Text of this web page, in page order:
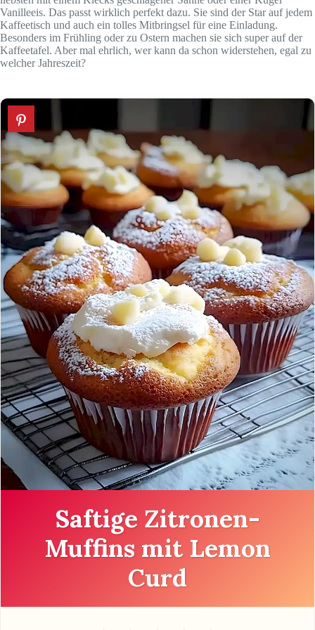
Vanilleeis. Das passt wirklich perfekt dazu. Sie sind der Star auf jedem
Kaffeetisch und auch ein tolles Mitbringsel für eine Einladung.
Besonders im Frühling oder zu Ostern machen sie sich super auf der
Kaffeetafel. Aber mal ehrlich, wer kann da schon widerstehen, egal zu
welcher Jahreszeit?
Saftige Zitronen-
Muffins mit Lemon
Curd